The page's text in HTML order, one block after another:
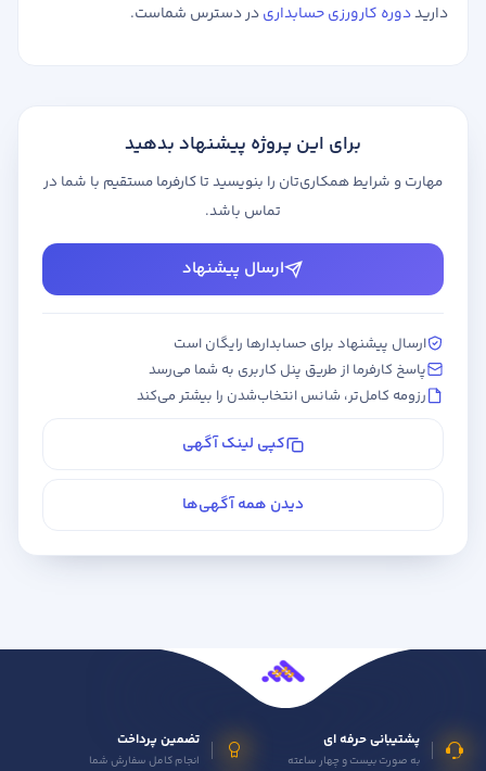
داریددوره کارورزی حسابداریدر دسترس شماست.
برای این پروژه پیشنهاد بدهید
مهارت و شرایط همکاری‌تان را بنویسید تا کارفرما مستقیم با شما در
تماس باشد.
ارسال پیشنهاد
ارسال پیشنهاد برای حسابدارها رایگان است
پاسخ کارفرما از طریق پنل کاربری به شما می‌رسد
رزومه کامل‌تر، شانس انتخاب‌شدن را بیشتر می‌کند
کپی لینک آگهی
دیدن همه آگهی‌ها
پشتیبانی حرفه ای
به صورت بیست و چهار ساعته
تضمین پرداخت
انجام کامل سفارش شما